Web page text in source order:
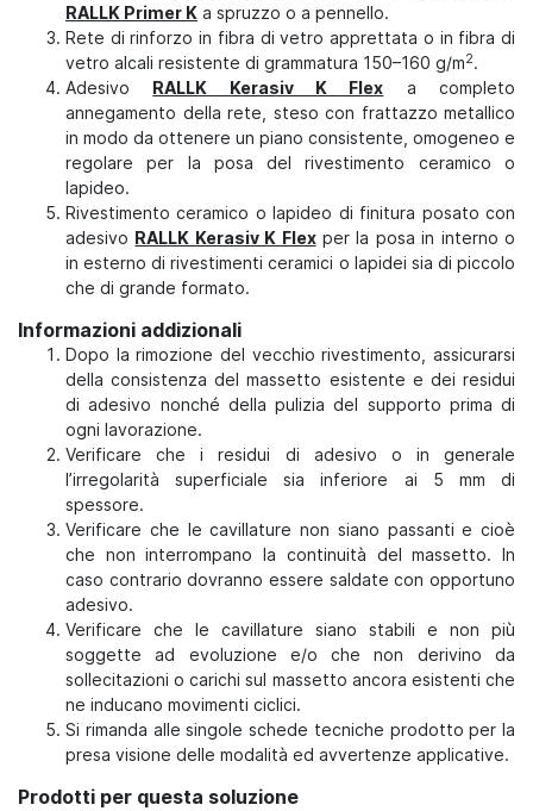
RALLK Primer K a spruzzo o a pennello.
Rete di rinforzo in fibra di vetro apprettata o in fibra di
vetro alcali resistente di grammatura 150–160 g/m2.
Adesivo RALLK Kerasiv K Flex a completo
annegamento della rete, steso con frattazzo metallico
in modo da ottenere un piano consistente, omogeneo e
regolare per la posa del rivestimento ceramico o
lapideo.
Rivestimento ceramico o lapideo di finitura posato con
adesivo RALLK Kerasiv K Flexper la posa in interno o
in esterno di rivestimenti ceramici o lapidei sia di piccolo
che di grande formato.
Informazioni addizionali
Dopo la rimozione del vecchio rivestimento, assicurarsi
della consistenza del massetto esistente e dei residui
di adesivo nonché della pulizia del supporto prima di
ogni lavorazione.
Verificare che i residui di adesivo o in generale
l’irregolarità superficiale sia inferiore ai 5 mm di
spessore.
Verificare che le cavillature non siano passanti e cioè
che non interrompano la continuità del massetto. In
caso contrario dovranno essere saldate con opportuno
adesivo.
Verificare che le cavillature siano stabili e non più
soggette ad evoluzione e/o che non derivino da
sollecitazioni o carichi sul massetto ancora esistenti che
ne inducano movimenti ciclici.
Si rimanda alle singole schede tecniche prodotto per la
presa visione delle modalità ed avvertenze applicative.
Prodotti per questa soluzione